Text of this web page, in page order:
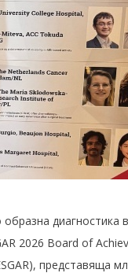
диагностика
2026 Board of
представяща